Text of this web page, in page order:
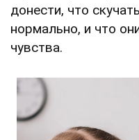
донести, что
нормально, и что
чувства.